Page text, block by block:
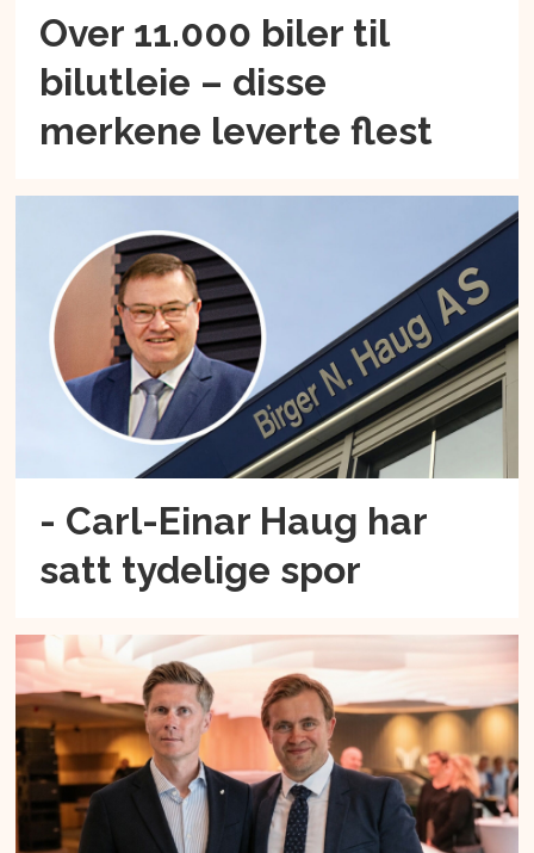
Over 11.000 biler til
bilutleie – disse
merkene leverte flest
- Carl-Einar Haug har
satt tydelige spor